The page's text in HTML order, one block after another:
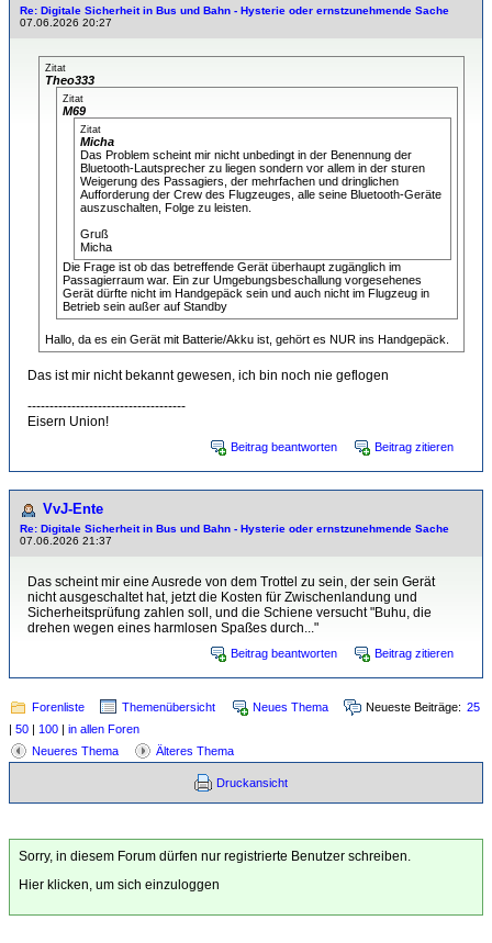
Re: Digitale Sicherheit in Bus und Bahn - Hysterie oder ernstzunehmende Sache
07.06.2026 20:27
Zitat
Theo333
Zitat
M69
Zitat
Micha
Das Problem scheint mir nicht unbedingt in der Benennung der
Bluetooth-Lautsprecher zu liegen sondern vor allem in der sturen
Weigerung des Passagiers, der mehrfachen und dringlichen
Aufforderung der Crew des Flugzeuges, alle seine Bluetooth-Geräte
auszuschalten, Folge zu leisten.
Gruß
Micha
Die Frage ist ob das betreffende Gerät überhaupt zugänglich im
Passagierraum war. Ein zur Umgebungsbeschallung vorgesehenes
Gerät dürfte nicht im Handgepäck sein und auch nicht im Flugzeug in
Betrieb sein außer auf Standby
Hallo, da es ein Gerät mit Batterie/Akku ist, gehört es NUR ins Handgepäck.
Das ist mir nicht bekannt gewesen, ich bin noch nie geflogen
------------------------------------
Eisern Union!
Beitrag beantworten Beitrag zitieren
VvJ-Ente
Re: Digitale Sicherheit in Bus und Bahn - Hysterie oder ernstzunehmende Sache
07.06.2026 21:37
Das scheint mir eine Ausrede von dem Trottel zu sein, der sein Gerät
nicht ausgeschaltet hat, jetzt die Kosten für Zwischenlandung und
Sicherheitsprüfung zahlen soll, und die Schiene versucht "Buhu, die
drehen wegen eines harmlosen Spaßes durch..."
Beitrag beantworten Beitrag zitieren
Forenliste Themenübersicht Neues Thema Neueste Beiträge: 25
| 50 | 100 | in allen Foren
Neueres Thema
Älteres Thema
Druckansicht
Sorry, in diesem Forum dürfen nur registrierte Benutzer schreiben.
Hier klicken, um sich einzuloggen